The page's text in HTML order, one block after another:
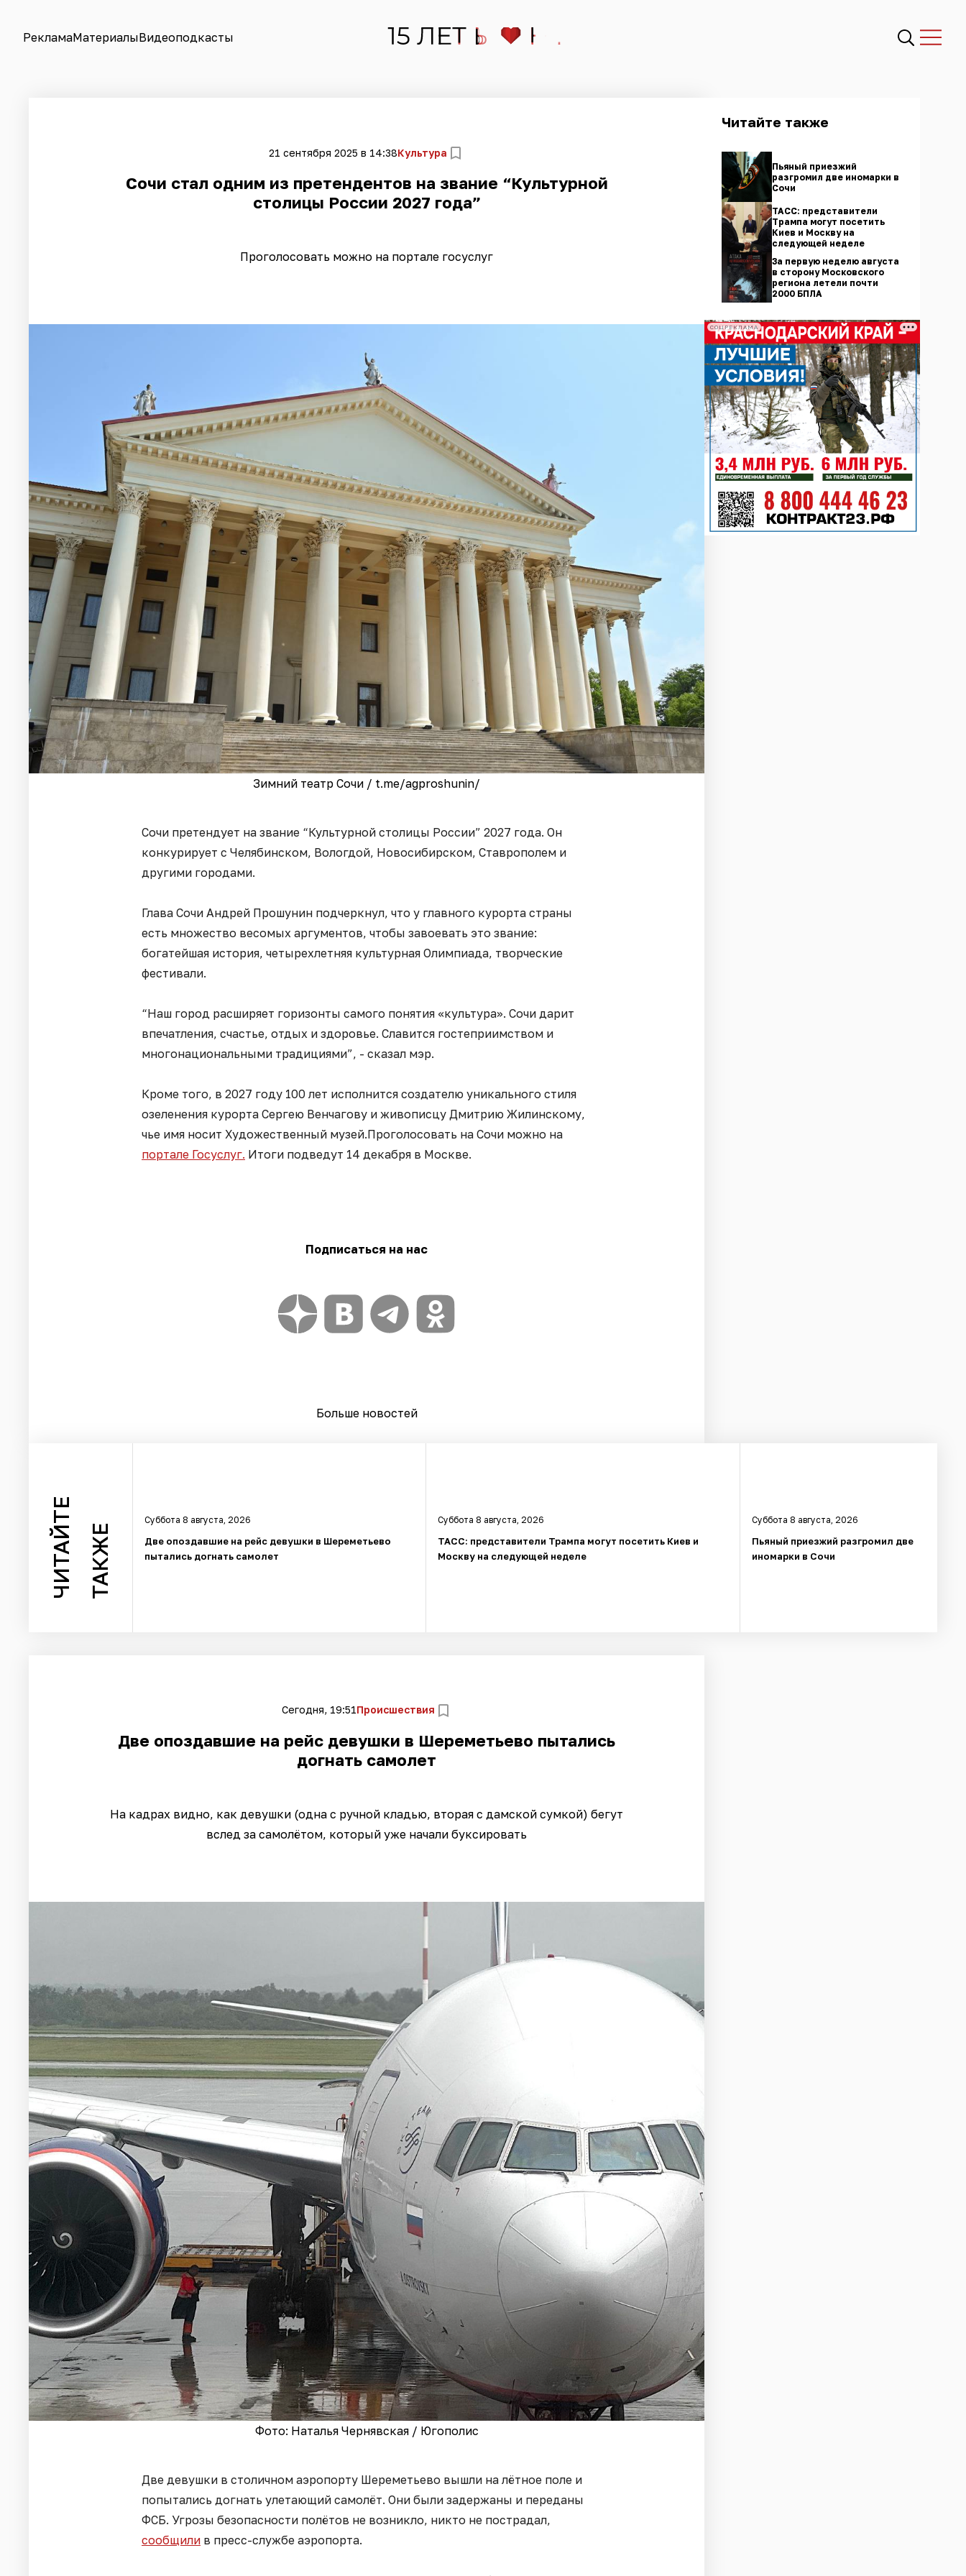
РекламаМатериалыВидеоподкасты
21 сентября 2025 в 14:38Культура
Сочи стал одним из претендентов на звание “Культурной
столицы России 2027 года”
Проголосовать можно на портале госуслуг
Зимний театр Сочи / t.me/agproshunin/
Сочи претендует на звание “Культурной столицы России” 2027 года. Он
конкурирует с Челябинском, Вологдой, Новосибирском, Ставрополем и
другими городами.
Глава Сочи Андрей Прошунин подчеркнул, что у главного курорта страны
есть множество весомых аргументов, чтобы завоевать это звание:
богатейшая история, четырехлетняя культурная Олимпиада, творческие
фестивали.
“Наш город расширяет горизонты самого понятия «культура». Сочи дарит
впечатления, счастье, отдых и здоровье. Славится гостеприимством и
многонациональными традициями”, - сказал мэр.
Кроме того, в 2027 году 100 лет исполнится создателю уникального стиля
озеленения курорта Сергею Венчагову и живописцу Дмитрию Жилинскому,
чье имя носит Художественный музей.Проголосовать на Сочи можно на
портале Госуслуг. Итоги подведут 14 декабря в Москве.
Подписаться на нас
Больше новостей
Читайте также
Пьяный приезжий
разгромил две иномарки в
Сочи
ТАСС: представители
Трампа могут посетить
Киев и Москву на
следующей неделе
За первую неделю августа
в сторону Московского
региона летели почти
2000 БПЛА
СОЦРЕКЛАМА
ЧИТАЙТЕ ТАКЖЕ
Суббота 8 августа, 2026
Две опоздавшие на рейс девушки в Шереметьево
пытались догнать самолет
Суббота 8 августа, 2026
ТАСС: представители Трампа могут посетить Киев и
Москву на следующей неделе
Суббота 8 августа, 2026
Пьяный приезжий разгромил две
иномарки в Сочи
Сегодня, 19:51Происшествия
Две опоздавшие на рейс девушки в Шереметьево пытались
догнать самолет
На кадрах видно, как девушки (одна с ручной кладью, вторая с дамской сумкой) бегут
вслед за самолётом, который уже начали буксировать
Фото: Наталья Чернявская / Югополис
Две девушки в столичном аэропорту Шереметьево вышли на лётное поле и
попытались догнать улетающий самолёт. Они были задержаны и переданы
ФСБ. Угрозы безопасности полётов не возникло, никто не пострадал,
сообщили в пресс-службе аэропорта.